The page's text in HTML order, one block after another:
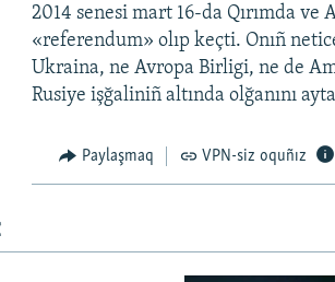
2014 senesi mart 16-da Qırımda ve
«referendum» olıp keçti. Onıñ
Ukraina, ne Avropa Birligi, ne de
Rusiye işğaliniñ altında olğanını
Paylaşmaq VPN-siz oquñız